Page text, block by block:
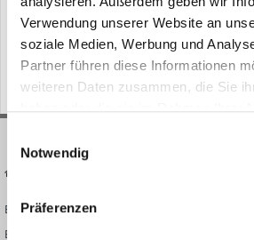
Verwendung unserer Website an
soziale Medien, Werbung und
Partner führen diese Informationen
weiteren Daten zusammen, die Sie
Notwendig
Präferenzen
Folgen diesem Inhalt 0
Gehe zu Videos
Bauforum24 News
Bauforum24 TV